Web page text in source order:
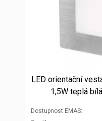
LED orientační
1,5W teplá
Dostupnost EMAS